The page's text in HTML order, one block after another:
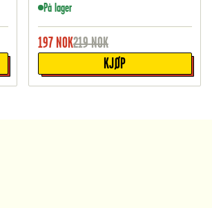
På lager
197 NOK219NOK
KJØP